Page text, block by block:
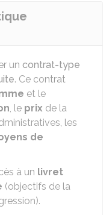
un contrat-type
. Ce contrat
et le
, le prix de la
les
de
à un livret
(objectifs de la